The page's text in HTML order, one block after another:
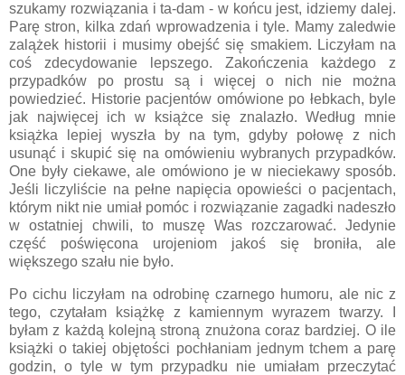
szukamy rozwiązania i ta-dam - w końcu jest, idziemy dalej.
Parę stron, kilka zdań wprowadzenia i tyle. Mamy zaledwie
zalążek historii i musimy obejść się smakiem. Liczyłam na
coś zdecydowanie lepszego. Zakończenia każdego z
przypadków po prostu są i więcej o nich nie można
powiedzieć. Historie pacjentów omówione po łebkach, byle
jak najwięcej ich w książce się znalazło. Według mnie
książka lepiej wyszła by na tym, gdyby połowę z nich
usunąć i skupić się na omówieniu wybranych przypadków.
One były ciekawe, ale omówiono je w nieciekawy sposób.
Jeśli liczyliście na pełne napięcia opowieści o pacjentach,
którym nikt nie umiał pomóc i rozwiązanie zagadki nadeszło
w ostatniej chwili, to muszę Was rozczarować. Jedynie
część poświęcona urojeniom jakoś się broniła, ale
większego szału nie było.
Po cichu liczyłam na odrobinę czarnego humoru, ale nic z
tego, czytałam książkę z kamiennym wyrazem twarzy. I
byłam z każdą kolejną stroną znużona coraz bardziej. O ile
książki o takiej objętości pochłaniam jednym tchem a parę
godzin, o tyle w tym przypadku nie umiałam przeczytać